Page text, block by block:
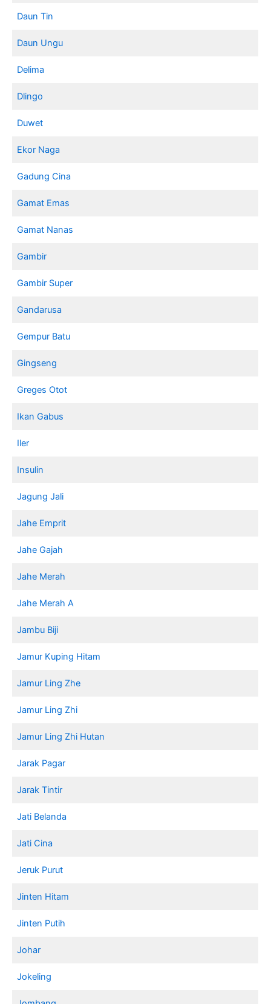
Daun Tin
Daun Ungu
Delima
Dlingo
Duwet
Ekor Naga
Gadung Cina
Gamat Emas
Gamat Nanas
Gambir
Gambir Super
Gandarusa
Gempur Batu
Gingseng
Greges Otot
Ikan Gabus
Iler
Insulin
Jagung Jali
Jahe Emprit
Jahe Gajah
Jahe Merah
Jahe Merah A
Jambu Biji
Jamur Kuping Hitam
Jamur Ling Zhe
Jamur Ling Zhi
Jamur Ling Zhi Hutan
Jarak Pagar
Jarak Tintir
Jati Belanda
Jati Cina
Jeruk Purut
Jinten Hitam
Jinten Putih
Johar
Jokeling